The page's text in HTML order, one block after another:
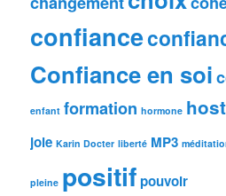
confiance
Confiance en soi
enfant formation hormone
joie Karin Docter liberté MP3
pleine positifpouvoir